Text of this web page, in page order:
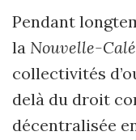
Pendant
la Nouvelle-
collectivités
delà du droit
décentralisée